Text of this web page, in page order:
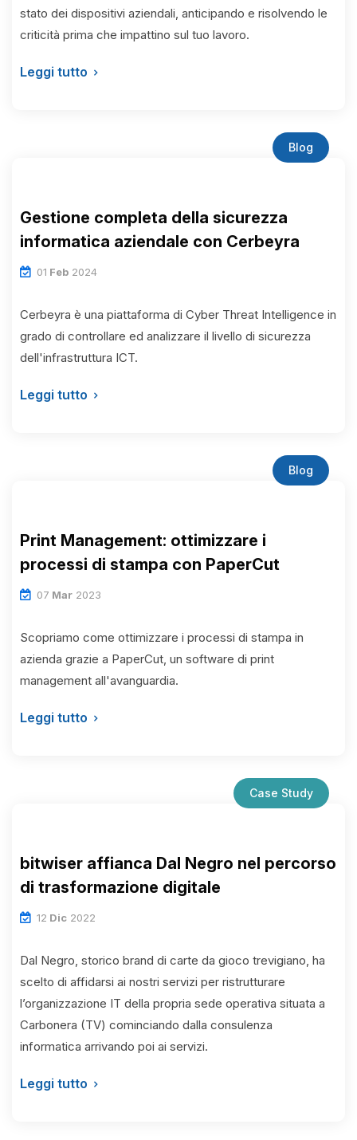
stato dei dispositivi aziendali, anticipando e risolvendo le
criticità prima che impattino sul tuo lavoro.
Leggi tutto
Blog
Gestione completa della sicurezza
informatica aziendale con Cerbeyra
01 Feb 2024
Cerbeyra è una piattaforma di Cyber Threat Intelligence in
grado di controllare ed analizzare il livello di sicurezza
dell'infrastruttura ICT.
Leggi tutto
Blog
Print Management: ottimizzare i
processi di stampa con PaperCut
07 Mar 2023
Scopriamo come ottimizzare i processi di stampa in
azienda grazie a PaperCut, un software di print
management all'avanguardia.
Leggi tutto
Case Study
bitwiser affianca Dal Negro nel percorso
di trasformazione digitale
12 Dic 2022
Dal Negro, storico brand di carte da gioco trevigiano, ha
scelto di affidarsi ai nostri servizi per ristrutturare
l’organizzazione IT della propria sede operativa situata a
Carbonera (TV) cominciando dalla consulenza
informatica arrivando poi ai servizi.
Leggi tutto